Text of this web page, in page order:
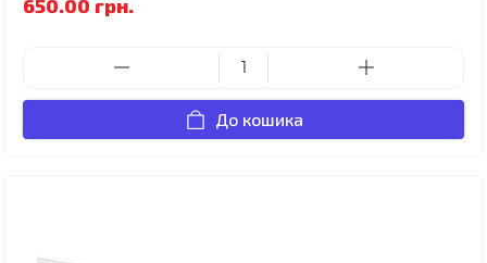
650.00 грн.
До кошика